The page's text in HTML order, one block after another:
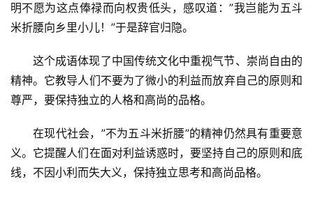
明不愿为这点俸禄而向权贵低头，感叹道：”我岂能为五斗
米折腰向乡里小儿！”于是辞官归隐。
这个成语体现了中国传统文化中重视气节、崇尚自由的
精神。它教导人们不要为了微小的利益而放弃自己的原则和
尊严，要保持独立的人格和高尚的品格。
在现代社会，”不为五斗米折腰”的精神仍然具有重要意
义。它提醒人们在面对利益诱惑时，要坚持自己的原则和底
线，不因小利而失大义，保持独立思考和高尚品格。